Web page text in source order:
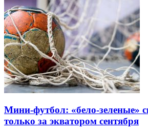
Мини-футбол: «бело-зеленые»
только за экватором сентября